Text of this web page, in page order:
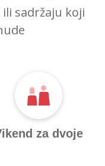
sadržaju koji
za dvoje